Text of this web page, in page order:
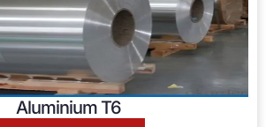
Aluminium T6